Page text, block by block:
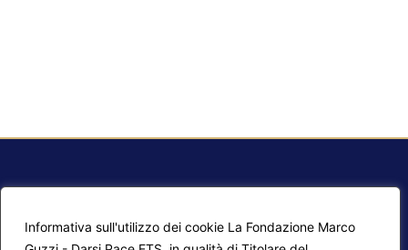
Informativa sull'utilizzo dei cookie La Fondazione Marco